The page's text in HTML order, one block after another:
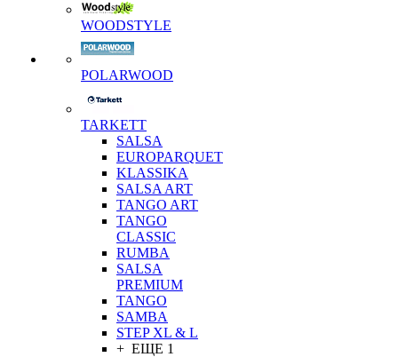
WOODSTYLE
POLARWOOD
TARKETT
SALSA
EUROPARQUET
KLASSIKA
SALSA ART
TANGO ART
TANGO
CLASSIC
RUMBA
SALSA
PREMIUM
TANGO
SAMBA
STEP XL & L
+ ЕЩЕ 1